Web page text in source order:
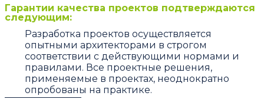
Гарантии качества проектов подтверждаются
следующим:
Разработка проектов осуществляется
опытными архитекторами в строгом
соответствии с действующими нормами и
правилами. Все проектные решения,
применяемые в проектах, неоднократно
опробованы на практике.